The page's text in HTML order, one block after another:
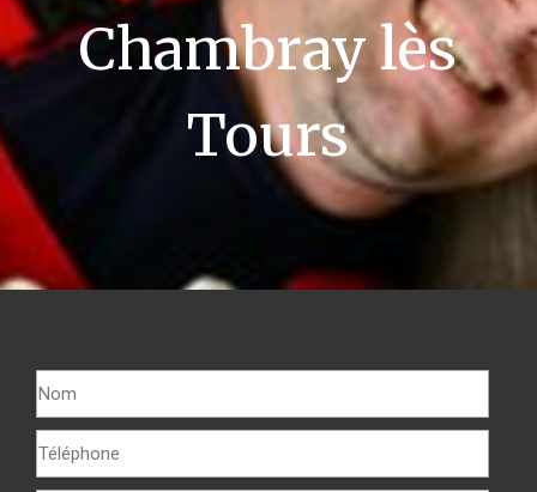
Chambray lès
Tours